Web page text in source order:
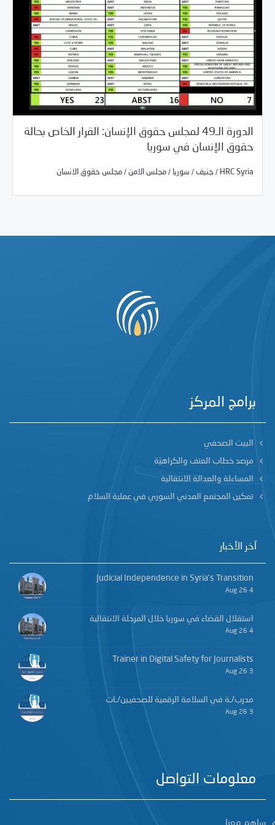
الدورة الـ49 لمجلس حقوق الإنسان: القرار الخاص بحالة
حقوق الإنسان في سوريا
HRC Syria
/ جنيف / سوريا / مجلس الامن / مجلس حقوق الانسان
برامج المركز
البيت الصحفي
مرصد خطاب العنف والكراهيّة
المساءلة والعدالة الانتقالية
تمكين المجتمع المدني السوري في عملية السلام
آخر الأخبار
Judicial Independence in Syria’s Transition
4 Aug 26
استقلال القضاء في سوريا خلال المرحلة الانتقالية
4 Aug 26
Trainer in Digital Safety for Journalists
3 Aug 26
مدرب/ـة في السلامة الرقمية للصحفيين/ـات
3 Aug 26
معلومات التواصل